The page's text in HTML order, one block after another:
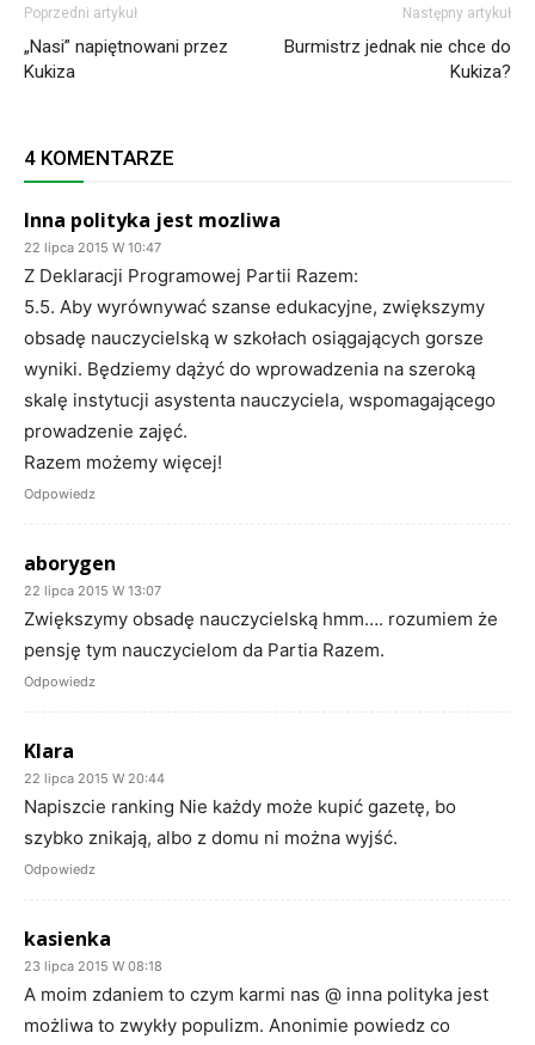
Poprzedni artykuł
„Nasi” napiętnowani przez
Kukiza
Następny artykuł
Burmistrz jednak nie chce do
Kukiza?
4 KOMENTARZE
Inna polityka jest mozliwa
22 lipca 2015 W 10:47
Z Deklaracji Programowej Partii Razem:
5.5. Aby wyrównywać szanse edukacyjne, zwiększymy
obsadę nauczycielską w szkołach osiągających gorsze
wyniki. Będziemy dążyć do wprowadzenia na szeroką
skalę instytucji asystenta nauczyciela, wspomagającego
prowadzenie zajęć.
Razem możemy więcej!
Odpowiedz
aborygen
22 lipca 2015 W 13:07
Zwiększymy obsadę nauczycielską hmm…. rozumiem że
pensję tym nauczycielom da Partia Razem.
Odpowiedz
Klara
22 lipca 2015 W 20:44
Napiszcie ranking Nie każdy może kupić gazetę, bo
szybko znikają, albo z domu ni można wyjść.
Odpowiedz
kasienka
23 lipca 2015 W 08:18
A moim zdaniem to czym karmi nas @ inna polityka jest
możliwa to zwykły populizm. Anonimie powiedz co